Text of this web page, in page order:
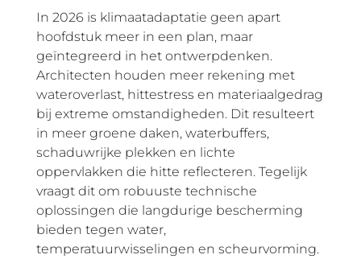
In 2026 is klimaatadaptatie geen apart
hoofdstuk meer in een plan, maar
geïntegreerd in het ontwerpdenken.
Architecten houden meer rekening met
wateroverlast, hittestress en materiaalgedrag
bij extreme omstandigheden. Dit resulteert
in meer groene daken, waterbuffers,
schaduwrijke plekken en lichte
oppervlakken die hitte reflecteren. Tegelijk
vraagt dit om robuuste technische
oplossingen die langdurige bescherming
bieden tegen water,
temperatuurwisselingen en scheurvorming.